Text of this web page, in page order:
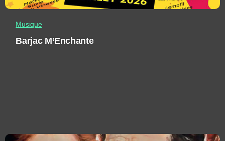
Musique
Barjac M’Enchante